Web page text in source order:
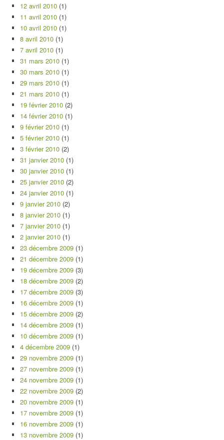
12 avril 2010 (1)
11 avril 2010 (1)
10 avril 2010 (1)
8 avril 2010 (1)
7 avril 2010 (1)
31 mars 2010 (1)
30 mars 2010 (1)
29 mars 2010 (1)
21 mars 2010 (1)
19 février 2010 (2)
14 février 2010 (1)
9 février 2010 (1)
5 février 2010 (1)
3 février 2010 (2)
31 janvier 2010 (1)
30 janvier 2010 (1)
25 janvier 2010 (2)
24 janvier 2010 (1)
9 janvier 2010 (2)
8 janvier 2010 (1)
7 janvier 2010 (1)
2 janvier 2010 (1)
23 décembre 2009 (1)
21 décembre 2009 (1)
19 décembre 2009 (3)
18 décembre 2009 (2)
17 décembre 2009 (3)
16 décembre 2009 (1)
15 décembre 2009 (2)
14 décembre 2009 (1)
10 décembre 2009 (1)
4 décembre 2009 (1)
29 novembre 2009 (1)
27 novembre 2009 (1)
24 novembre 2009 (1)
22 novembre 2009 (2)
20 novembre 2009 (1)
17 novembre 2009 (1)
16 novembre 2009 (1)
13 novembre 2009 (1)